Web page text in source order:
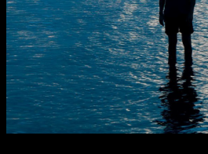
Facebook X